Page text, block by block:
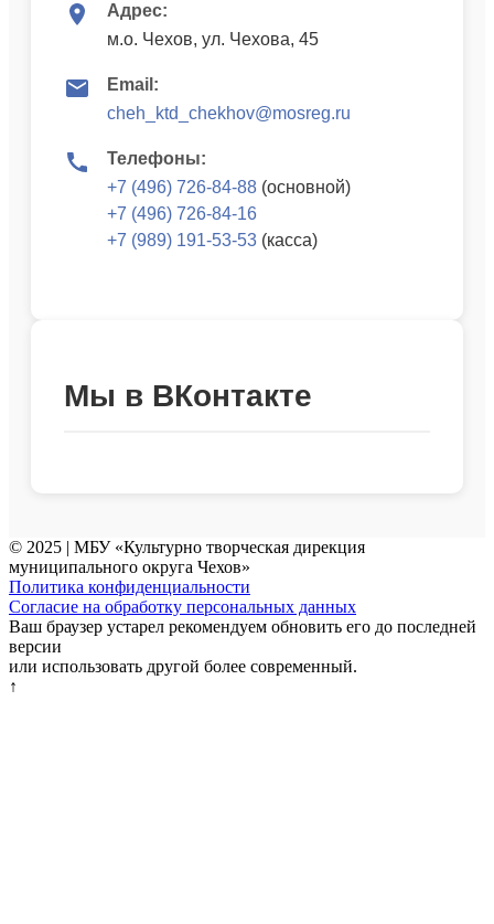
Адрес:
м.о. Чехов, ул. Чехова, 45
Email:
cheh_ktd_chekhov@mosreg.ru
Телефоны:
+7 (496) 726-84-88 (основной)
+7 (496) 726-84-16
+7 (989) 191-53-53 (касса)
Мы в ВКонтакте
© 2025 | МБУ «Культурно творческая дирекция
муниципального округа Чехов»
Политика конфиденциальности
Согласие на обработку персональных данных
Ваш браузер устарел рекомендуем обновить его до последней
версии
или использовать другой более современный.
↑